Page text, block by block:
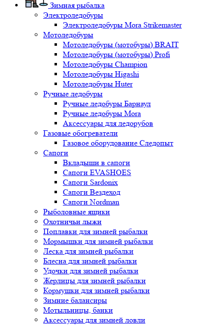
Зимная рыбалка
Электроледобуры
Электроледобуры Mora Strikemaster
Мотоледобуры
Мотоледобуры (мотобуры) BRAIT
Мотоледобуры (мотобуры) Profi
Мотоледобуры Champion
Мотоледобуры Higashi
Мотоледобуры Huter
Ручные ледобуры
Ручные ледобуры Барнаул
Ручные ледобуры Mora
Аксессуары для ледорубов
Газовые обогреватели
Газовое оборудование Следопыт
Сапоги
Вкладыши в сапоги
Сапоги EVASHOES
Сапоги Sardonix
Сапоги Вездеход
Сапоги Nordman
Рыболовные ящики
Охотничьи лыжи
Поплавки для зимней рыбалки
Мормышки для зимней рыбалки
Леска для зимней рыбалки
Блесна для зимней рыбалки
Удочки для зимней рыбалки
Жерлицы для зимней рыбалки
Кормушки для зимней рыбалки
Зимние балансиры
Мотыльницы, банки
Аксессуары для зимней ловли